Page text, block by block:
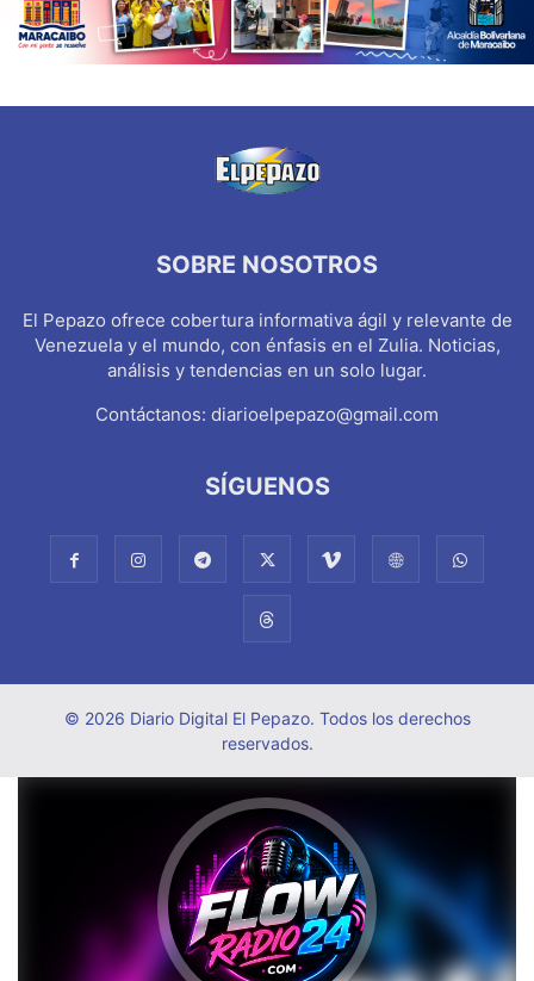
SOBRE NOSOTROS
El Pepazo ofrece cobertura informativa ágil y relevante de
Venezuela y el mundo, con énfasis en el Zulia. Noticias,
análisis y tendencias en un solo lugar.
Contáctanos: diarioelpepazo@gmail.com
SÍGUENOS
© 2026 Diario Digital El Pepazo. Todos los derechos
reservados.